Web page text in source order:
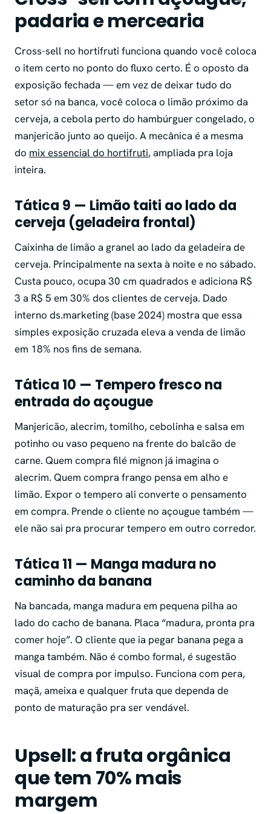
padaria e mercearia
Cross-sell no hortifruti funciona quando você coloca
o item certo no ponto do fluxo certo. É o oposto da
exposição fechada — em vez de deixar tudo do
setor só na banca, você coloca o limão próximo da
cerveja, a cebola perto do hambúrguer congelado, o
manjericão junto ao queijo. A mecânica é a mesma
do mix essencial do hortifruti, ampliada pra loja
inteira.
Tática 9 — Limão taiti ao lado da
cerveja (geladeira frontal)
Caixinha de limão a granel ao lado da geladeira de
cerveja. Principalmente na sexta à noite e no sábado.
Custa pouco, ocupa 30 cm quadrados e adiciona R$
3 a R$ 5 em 30% dos clientes de cerveja. Dado
interno ds.marketing (base 2024) mostra que essa
simples exposição cruzada eleva a venda de limão
em 18% nos fins de semana.
Tática 10 — Tempero fresco na
entrada do açougue
Manjericão, alecrim, tomilho, cebolinha e salsa em
potinho ou vaso pequeno na frente do balcão de
carne. Quem compra filé mignon já imagina o
alecrim. Quem compra frango pensa em alho e
limão. Expor o tempero ali converte o pensamento
em compra. Prende o cliente no açougue também —
ele não sai pra procurar tempero em outro corredor.
Tática 11 — Manga madura no
caminho da banana
Na bancada, manga madura em pequena pilha ao
lado do cacho de banana. Placa “madura, pronta pra
comer hoje”. O cliente que ia pegar banana pega a
manga também. Não é combo formal, é sugestão
visual de compra por impulso. Funciona com pera,
maçã, ameixa e qualquer fruta que dependa de
ponto de maturação pra ser vendável.
Upsell: a fruta orgânica
que tem 70% mais
margem